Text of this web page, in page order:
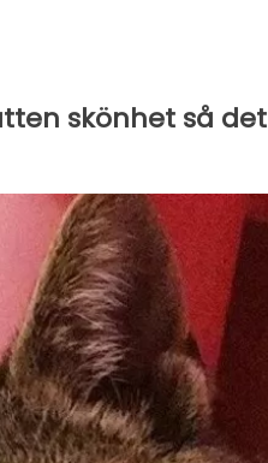
skönhet så det